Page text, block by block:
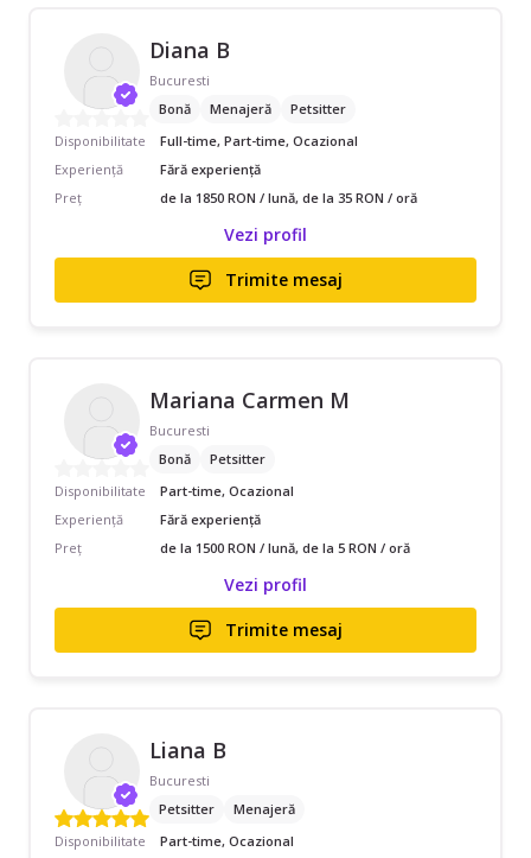
Diana B
Bucuresti
Bonă
Menajeră
Petsitter
Disponibilitate
Full-time, Part-time, Ocazional
Experiență
Fără experiență
Preț
de la 1850 RON / lună, de la 35 RON / oră
Vezi profil
Trimite mesaj
Mariana Carmen M
Bucuresti
Bonă
Petsitter
Disponibilitate
Part-time, Ocazional
Experiență
Fără experiență
Preț
de la 1500 RON / lună, de la 5 RON / oră
Vezi profil
Trimite mesaj
Liana B
Bucuresti
Petsitter
Menajeră
Disponibilitate
Part-time, Ocazional